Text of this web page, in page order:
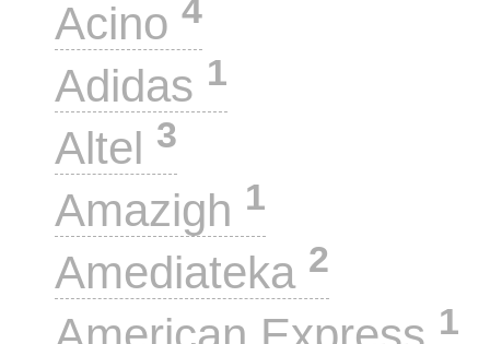
Acino 4
Adidas 1
Altel 3
Amazigh 1
Amediateka 2
1